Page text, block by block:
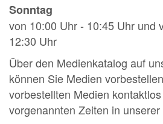
Sonntag
von 10:00 Uhr - 10:45 Uhr und
12:30 Uhr
Über den Medienkatalog auf
können Sie Medien
vorbestellten Medien
vorgenannten Zeiten in